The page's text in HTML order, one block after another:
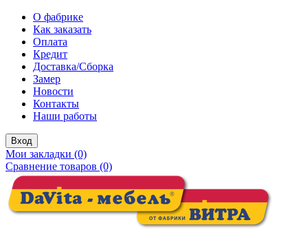
О фабрике
Как заказать
Оплата
Кредит
Доставка/Сборка
Замер
Новости
Контакты
Наши работы
Вход
Мои закладки (0)
Сравнение товаров (0)